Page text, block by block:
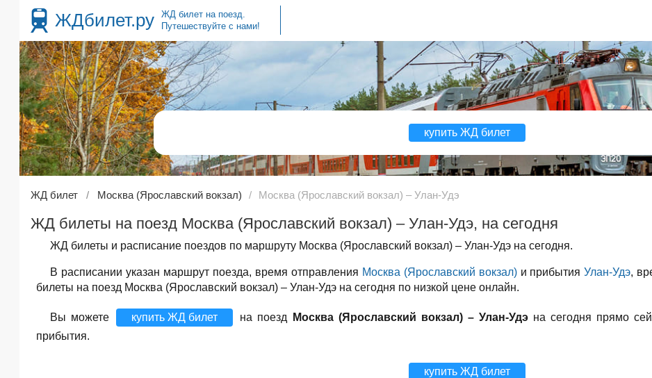
ЖДбилет.ру
ЖД билет на поезд.
Путешествуйте с нами!
купить ЖД билет
ЖД билет Москва (Ярославский вокзал) Москва (Ярославский вокзал) – Улан-Удэ
ЖД билеты на поезд Москва (Ярославский вокзал) – Улан-Удэ, на сегодня
ЖД билеты и расписание поездов по маршруту Москва (Ярославский вокзал) – Улан-Удэ на сегодня.
В расписании указан маршрут поезда, время отправления Москва (Ярославский вокзал)и прибытияУлан-Удэ,
билеты на поезд Москва (Ярославский вокзал) – Улан-Удэ на сегодня по низкой цене онлайн.
Вы можете купить ЖД билет на поезд Москва (Ярославский вокзал) – Улан-Удэ на сегодня прямо
прибытия.
купить ЖД билет